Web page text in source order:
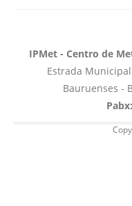
IPMet - Centro de
Estrada
Bauruenses -